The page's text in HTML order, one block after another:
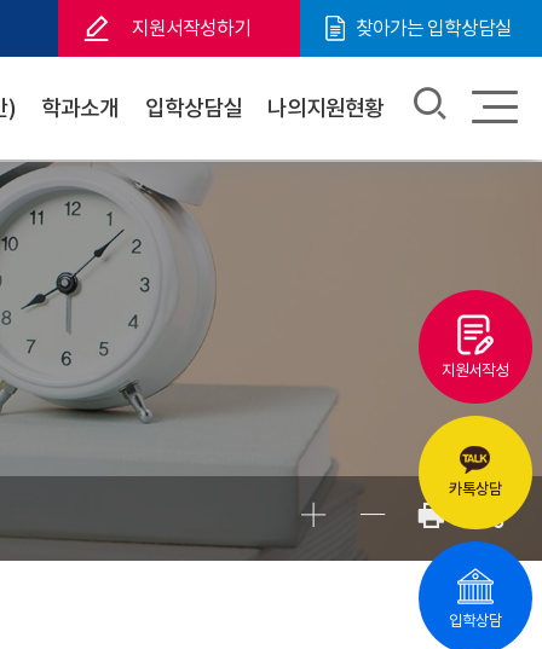
지원서작성하기 찾아가는 입학상담실
) 학과소개 입학상담실 나의지원현황
지원서작성
카톡상담
입학상담